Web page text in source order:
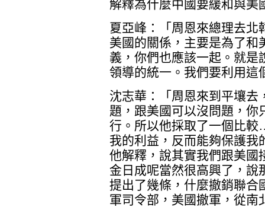
解釋為什麼中國要緩和與美
夏亞峰：「周恩來總理去北
美國的關係，主要是為了和
義，你們也應該一起。就是
領導的統一。我們要利用這
沈志華：「周恩來到平壤去
題，跟美國可以沒問題，你
行。所以他採取了一個比
我的利益，反而能夠保護我
他解釋，說其實我們跟美國
金日成呢當然很高興了，說
提出了幾條，什麼撤銷聯合
軍司令部，美國撤軍，從南